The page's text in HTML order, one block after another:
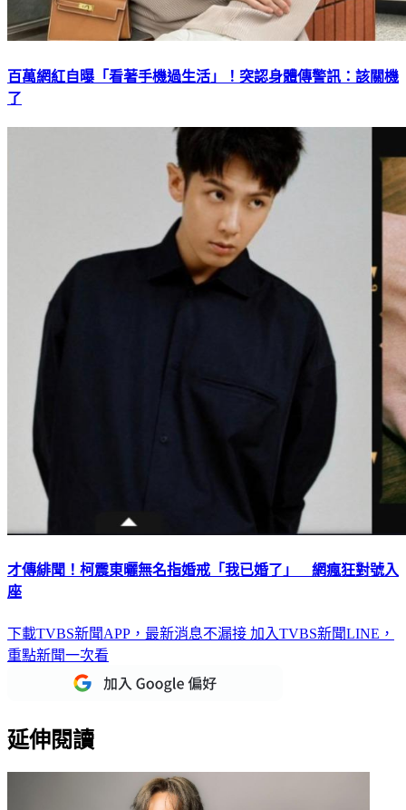
百萬網紅自曝「看著手機過生活」！突認身體傳警訊：該關機
了
才傳緋聞！柯震東曬無名指婚戒「我已婚了」 網瘋狂對號入
座
下載TVBS新聞APP，最新消息不漏接 加入TVBS新聞LINE，
重點新聞一次看
延伸閱讀